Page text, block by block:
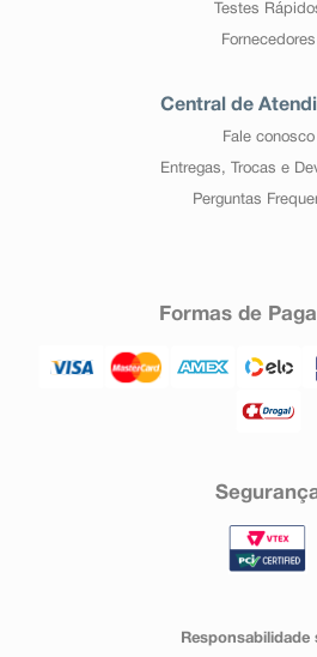
Testes
Fornecedores
Central de
Fale conosco
Entregas, Trocas e
Perguntas
Formas de
Responsabilidade